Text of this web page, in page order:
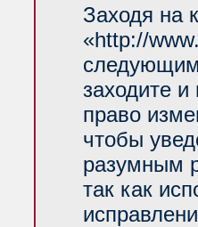
Заходя
«http://
заходите
право
чтобы
разумным
так как